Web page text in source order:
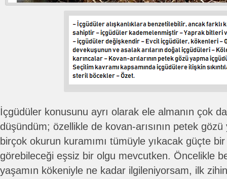
İçgüdüler konusunu ayrı olarak ele almanın çok
düşündüm; özellikle de kovan-arısının petek
birçok okurun kuramımı tümüyle yıkacak güçte bir
görebileceği eşsiz bir olgu mevcutken. Öncelikle
yaşamın kökeniyle ne kadar ilgileniyorsam, ilk